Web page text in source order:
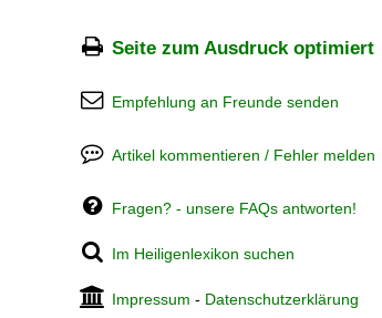
Seite zum Ausdruck optimiert
Empfehlung an Freunde senden
Artikel kommentieren / Fehler melden
Fragen? - unsere FAQs antworten!
Im Heiligenlexikon suchen
Impressum - Datenschutzerklärung